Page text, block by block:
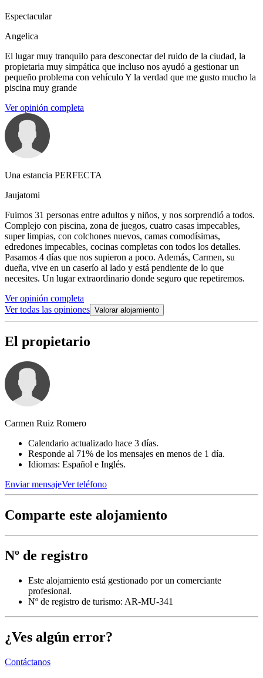
Espectacular
Angelica
El lugar muy tranquilo para desconectar del ruido de la ciudad, la
propietaria muy simpática que incluso nos ayudó a gestionar un
pequeño problema con vehículo Y la verdad que me gusto mucho la
piscina muy grande
Ver opinión completa
Una estancia PERFECTA
Jaujatomi
Fuimos 31 personas entre adultos y niños, y nos sorprendió a todos.
Complejo con piscina, zona de juegos, cuatro casas impecables,
super limpias, con colchones nuevos, camas comodísimas,
edredones impecables, cocinas completas con todos los detalles.
Pasamos 4 días que nos supieron a poco. Además, Carmen, su
dueña, vive en un caserío al lado y está pendiente de lo que
necesites. Un lugar extraordinario donde seguro que repetiremos.
Ver opinión completa
Ver todas las opiniones Valorar alojamiento
El propietario
Carmen Ruiz Romero
Calendario actualizado hace 3 días.
Responde al 71% de los mensajes en menos de 1 día.
Idiomas: Español e Inglés.
Enviar mensajeVer teléfono
Comparte este alojamiento
Nº de registro
Este alojamiento está gestionado por un comerciante
profesional.
Nº de registro de turismo: AR-MU-341
¿Ves algún error?
Contáctanos